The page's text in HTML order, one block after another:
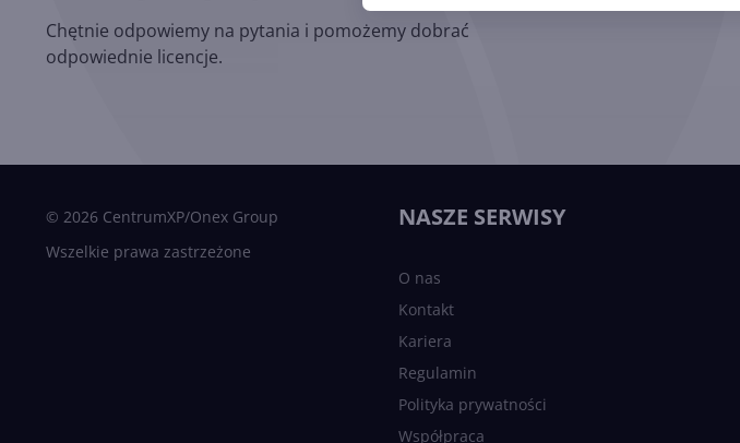
Chętnie odpowiemy na pytania i pomożemy dobrać
odpowiednie licencje.
© 2026 CentrumXP/Onex Group
Wszelkie prawa zastrzeżone
NASZE SERWISY
O nas
Kontakt
Kariera
Regulamin
Polityka prywatności
Współpraca